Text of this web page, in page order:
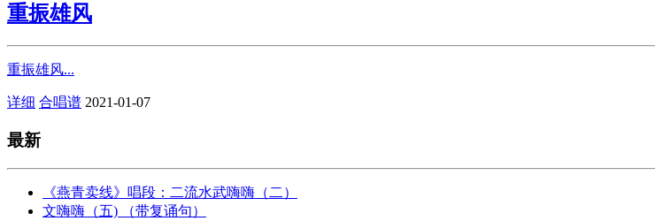
重振雄风
重振雄风...
详细 合唱谱 2021-01-07
最新
《燕青卖线》唱段：二流水武嗨嗨（二）
文嗨嗨（五) （带复诵句）